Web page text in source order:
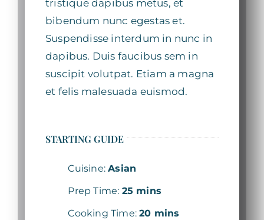
tristique dapibus metus, et
bibendum nunc egestas et.
Suspendisse interdum in nunc in
dapibus. Duis faucibus sem in
suscipit volutpat. Etiam a magna
et felis malesuada euismod.
STARTING GUIDE
Cuisine:Asian
Prep Time: 25 mins
Cooking Time:20 mins